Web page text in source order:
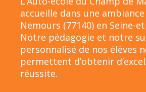
accueille dans une
Nemours (77140) en Seine-
Notre pédagogie et notre
personnalisé de nos élèves
permettent d’obtenir
réussite.